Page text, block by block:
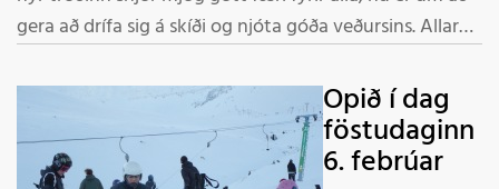
gera að drífa sig á skíði og njóta góða veðursins. Allar
Opið í dag
föstudaginn
6. febrúar